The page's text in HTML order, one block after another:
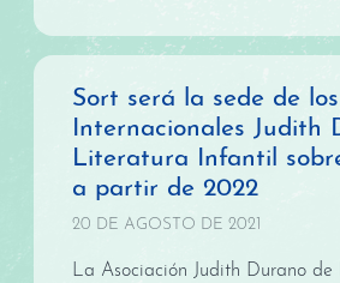
Sort será la sede de
Internacionales Judith
Literatura Infantil
a partir de 2022
20 DE AGOSTO DE 2021
La Asociación Judith Durano